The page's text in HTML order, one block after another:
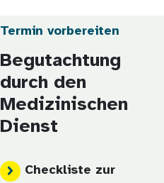
Termin vorbereiten
Begutachtung
durch den
Medizinischen
Dienst
Checkliste zur